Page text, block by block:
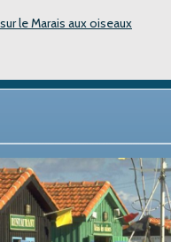
le Marais aux oiseaux